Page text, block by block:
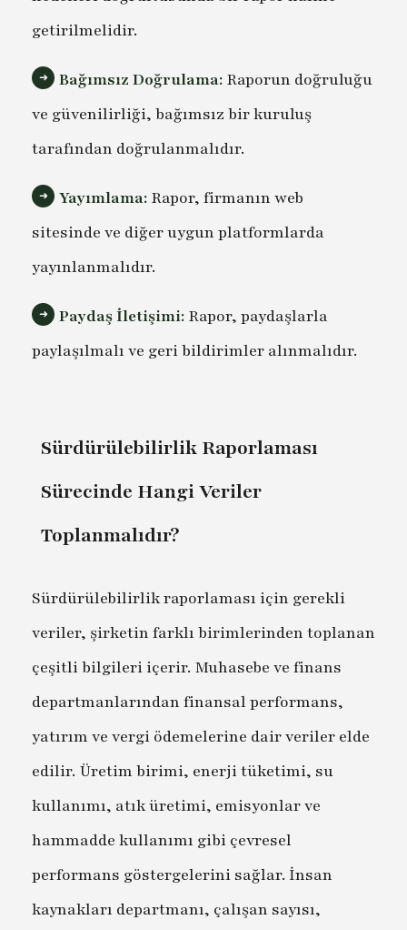
getirilmelidir.
Bağımsız Doğrulama: Raporun doğruluğu
ve güvenilirliği, bağımsız bir kuruluş
tarafından doğrulanmalıdır.
Yayımlama: Rapor, firmanın web
sitesinde ve diğer uygun platformlarda
yayınlanmalıdır.
Paydaş İletişimi: Rapor, paydaşlarla
paylaşılmalı ve geri bildirimler alınmalıdır.
Sürdürülebilirlik Raporlaması
Sürecinde Hangi Veriler
Toplanmalıdır?
Sürdürülebilirlik raporlaması için gerekli
veriler, şirketin farklı birimlerinden toplanan
çeşitli bilgileri içerir. Muhasebe ve finans
departmanlarından finansal performans,
yatırım ve vergi ödemelerine dair veriler elde
edilir. Üretim birimi, enerji tüketimi, su
kullanımı, atık üretimi, emisyonlar ve
hammadde kullanımı gibi çevresel
performans göstergelerini sağlar. İnsan
kaynakları departmanı, çalışan sayısı,